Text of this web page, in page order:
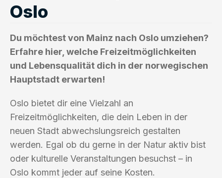
Oslo
Du möchtest von Mainz nach Oslo umziehen?
Erfahre hier, welche Freizeitmöglichkeiten
und Lebensqualität dich in der norwegischen
Hauptstadt erwarten!
Oslo bietet dir eine Vielzahl an
Freizeitmöglichkeiten, die dein Leben in der
neuen Stadt abwechslungsreich gestalten
werden. Egal ob du gerne in der Natur aktiv bist
oder kulturelle Veranstaltungen besuchst – in
Oslo kommt jeder auf seine Kosten.